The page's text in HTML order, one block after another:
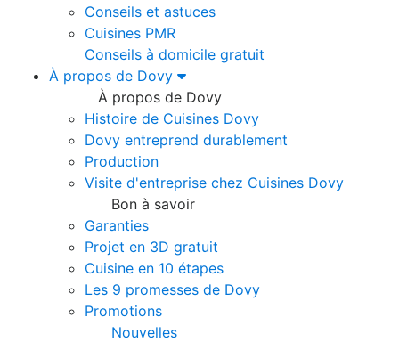
Conseils et astuces
Cuisines PMR
Conseils à domicile gratuit
À propos de Dovy
À propos de Dovy
Histoire de Cuisines Dovy
Dovy entreprend durablement
Production
Visite d'entreprise chez Cuisines Dovy
Bon à savoir
Garanties
Projet en 3D gratuit
Cuisine en 10 étapes
Les 9 promesses de Dovy
Promotions
Nouvelles